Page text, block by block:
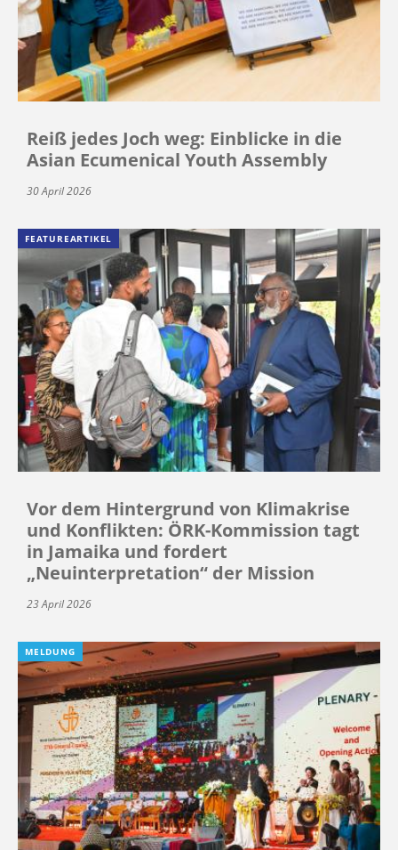
Reiß jedes Joch weg: Einblicke in die
Asian Ecumenical Youth Assembly
30 April 2026
FEATUREARTIKEL
Vor dem Hintergrund von Klimakrise
und Konflikten: ÖRK-Kommission tagt
in Jamaika und fordert
„Neuinterpretation“ der Mission
23 April 2026
MELDUNG